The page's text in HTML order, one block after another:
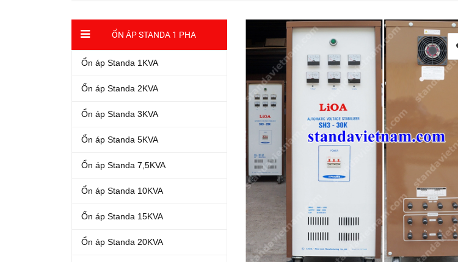
ỔN ÁP STANDA 1 PHA
Ổn áp Standa 1KVA
Ổn áp Standa 2KVA
Ổn áp Standa 3KVA
Ổn áp Standa 5KVA
Ổn áp Standa 7,5KVA
Ổn áp Standa 10KVA
Ổn áp Standa 15KVA
Ổn áp Standa 20KVA